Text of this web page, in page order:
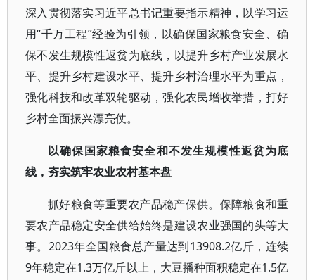
深入贯彻落实习近平总书记重要指示精神，以学习运
用“千万工程”经验为引领，以确保国家粮食安全、确
保不发生规模性返贫为底线，以提升乡村产业发展水
平、提升乡村建设水平、提升乡村治理水平为重点，
强化科技和改革双轮驱动，强化农民增收举措，打好
乡村全面振兴漂亮仗。
以确保国家粮食安全和不发生规模性返贫为底
线，夯实筑牢农业农村基本盘
抓好粮食等重要农产品稳产保供。保障粮食和重
要农产品稳定安全供给始终是建设农业强国的头等大
事。2023年全国粮食总产量达到13908.2亿斤，连续
9年稳定在1.3万亿斤以上，大豆播种面积稳定在1.5亿